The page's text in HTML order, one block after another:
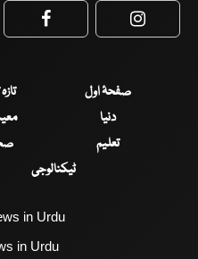
Facebook
صفحۂ اول
دنیا
تعلیم
ٹیکنالوجی
in Urdu
in Urdu